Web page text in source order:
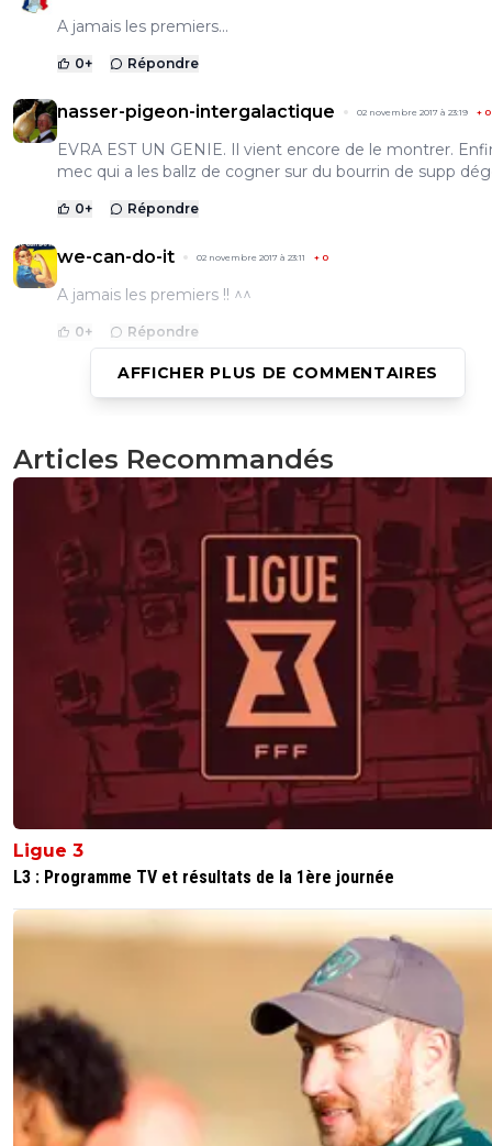
A jamais les premiers...
0+ Répondre
nasser-pigeon-intergalactique 02 novembre 2017 à 23:19 + 0
EVRA EST UN GENIE. Il vient encore de le montrer.
mec qui a les ballz de cogner sur du bourrin de supp
0+ Répondre
we-can-do-it 02 novembre 2017 à 23:11 + 0
A jamais les premiers !! ^^
0+ Répondre
riolo-mets-donc-un-maillot
Evra, ce génie......
0+ Répondre
lementaliste13 02 novembre 2017 à 22:38 +
Il a taclé le supp' a la gorge lolil est venu du ciel comme
pelican......il a dut le prendre pour un
Répondre
open-h 02 novembre 2017 à 22:39
Et pourtant le supporter était sur le banc Mdr
Répondre
02 novembre 2017 à 23:14
🤣🤣🤣
imhotep228 02 novembre 2017 à 22:22 +0
j'espère qu'ils ont fait évacuer la maison d'Evra à
0
lementaliste13 02 novembre 2017 à 22:31 + 0
A mon avis il a plus de maison le pauvre !
AFFICHER PLUS DE COMMENTAIRES
Articles Recommandés
Ligue 3
L3 : Programme TV et résultats de la 1ère journée